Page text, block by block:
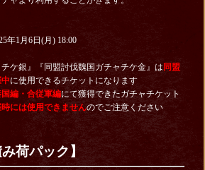
年1月6日(月) 18:00
ケ銀』『同盟討伐魏国ガチャチケ金』は 同盟
に使用できるチケットになります
編・合従軍編にて獲得できたガチャチケット
には使用できませんのでご注意ください
荷パック】